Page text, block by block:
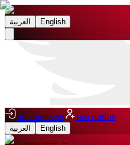
العربية English
Se connecter Inscription
العربية English